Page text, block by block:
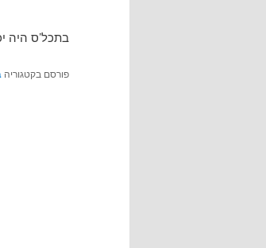
בתכל’ס היה
פורסם בקטגוריה